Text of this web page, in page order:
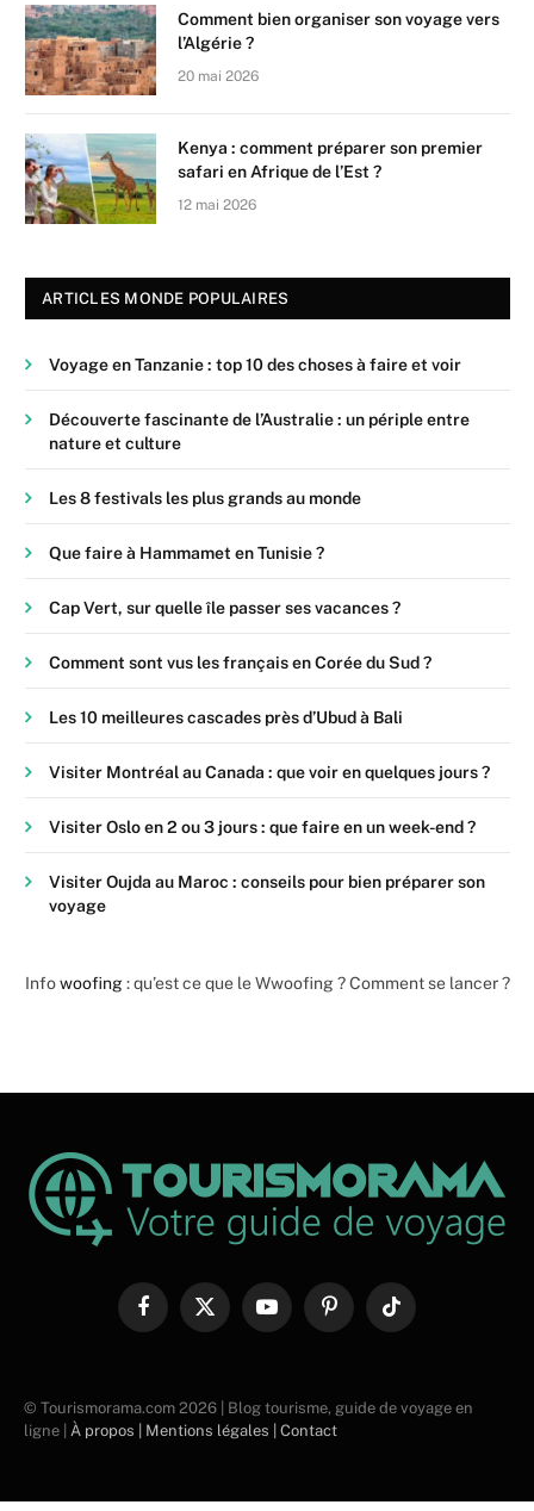
Comment bien organiser son voyage vers
l’Algérie ?
20 mai 2026
Kenya : comment préparer son premier
safari en Afrique de l’Est ?
12 mai 2026
ARTICLES MONDE POPULAIRES
Voyage en Tanzanie : top 10 des choses à faire et voir
Découverte fascinante de l’Australie : un périple entre
nature et culture
Les 8 festivals les plus grands au monde
Que faire à Hammamet en Tunisie ?
Cap Vert, sur quelle île passer ses vacances ?
Comment sont vus les français en Corée du Sud ?
Les 10 meilleures cascades près d’Ubud à Bali
Visiter Montréal au Canada : que voir en quelques jours ?
Visiter Oslo en 2 ou 3 jours : que faire en un week-end ?
Visiter Oujda au Maroc : conseils pour bien préparer son
voyage
Infowoofing: qu’est ce que le Wwoofing ? Comment se lancer ?
FacebookX
YouTubePinterestTikTok
© Tourismorama.com 2026 | Blog tourisme, guide de voyage en
ligne | À propos | Mentions légales | Contact